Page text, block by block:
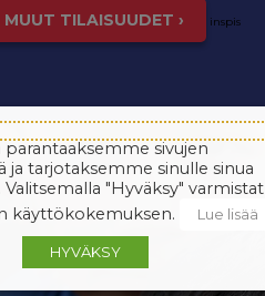
TILAISUUDET › inspis
sivujen
ja tarjotaksemme sinulle sinua
Valitsemalla "Hyväksy" varmistat
käyttökokemuksen.
Lue lisää
HYVÄKSY